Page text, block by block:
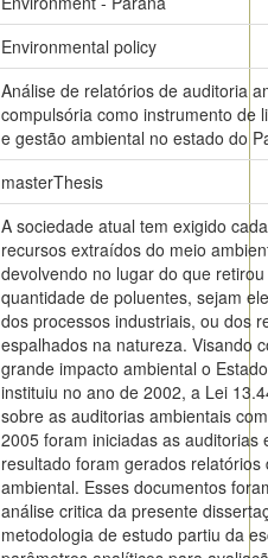
Environmental policy
Análise de relatórios de auditoria
compulsória como instrumento de
e gestão ambiental no estado do
masterThesis
A sociedade atual tem exigido
recursos extraídos do meio
devolvendo no lugar do que
quantidade de poluentes, sejam
dos processos industriais, ou dos
espalhados na natureza. Visando
grande impacto ambiental o
instituiu no ano de 2002, a Lei
sobre as auditorias ambientais
2005 foram iniciadas as auditorias
resultado foram gerados relatórios
ambiental. Esses documentos
análise critica da presente
metodologia de estudo partiu da